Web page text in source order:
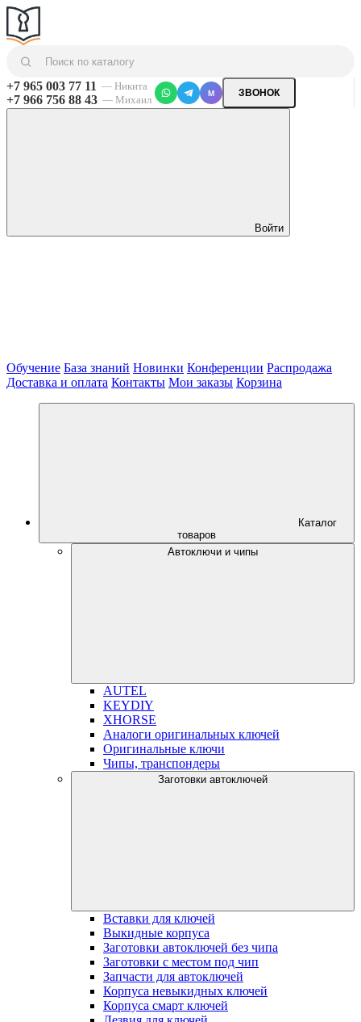
+7 965 003 77 11 — Никита
+7 966 756 88 43 — Михаил
M ЗВОНОК
Войти
Обучение База знаний Новинки Конференции Распродажа
Доставка и оплата Контакты Мои заказы Корзина
Каталог
товаров
Автоключи и чипы
AUTEL
KEYDIY
XHORSE
Аналоги оригинальных ключей
Оригинальные ключи
Чипы, транспондеры
Заготовки автоключей
Вставки для ключей
Выкидные корпуса
Заготовки автоключей без чипа
Заготовки с местом под чип
Запчасти для автоключей
Корпуса невыкидных ключей
Корпуса смарт ключей